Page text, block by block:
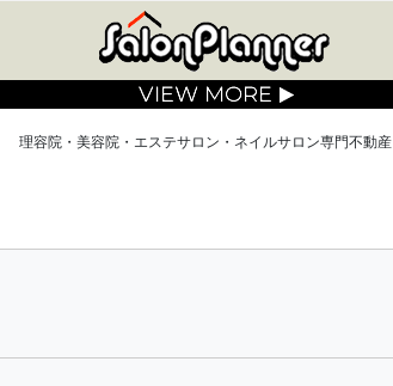
理容院・美容院・エステサロン・ネイルサロン専門不動産